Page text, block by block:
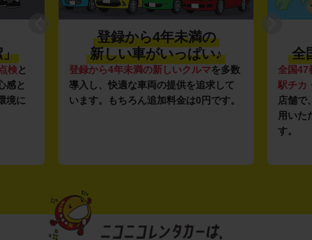
」
検と
感と
境に
登録から4年未満の
新しい車がいっぱい♪
登録から4年未満の新しいクルマを多数
導入し、快適な車両の提供を追求して
います。もちろん追加料金は0円です。
全
全国47
駅チカ
店舗で
用いた
す。